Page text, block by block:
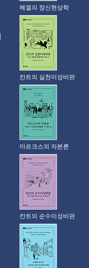
헤겔의 정신현상학
칸트의 실천이성비판
마르크스의 자본론
칸트의 순수이성비판